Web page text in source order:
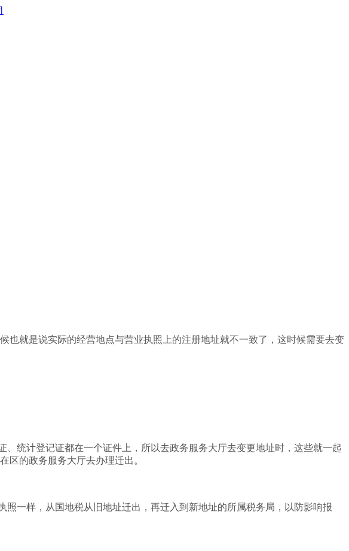
就是说实际的经营地点与营业执照上的注册地址就不一致了，这时候需要去变
统计登记证都在一个证件上，所以去政务服务大厅去变更地址时，这些就一起
区的政务服务大厅去办理迁出。
照一样，从国地税从旧地址迁出，再迁入到新地址的所属税务局，以防影响报